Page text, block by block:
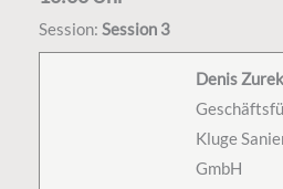
Denis Zurek
Kluge
GmbH
Session: Session 3